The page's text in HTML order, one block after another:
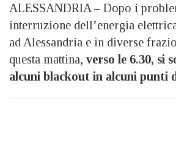
ALESSANDRIA – Dopo i
interruzione dell’energia
ad Alessandria e in diverse
questa mattina, verso le 6.30, si
alcuni blackout in alcuni punti